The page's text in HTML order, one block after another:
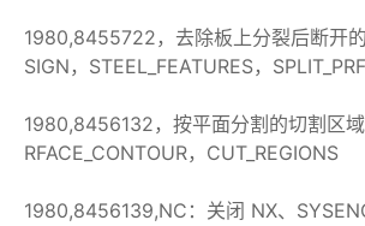
1980,8455722，去除板上分裂后断开
SIGN，STEEL_FEATURES，
1980,8456132，按平面分割的切割区
RFACE_CONTOUR，CUT_REGIONS
1980,8456139,NC：关闭 NX、